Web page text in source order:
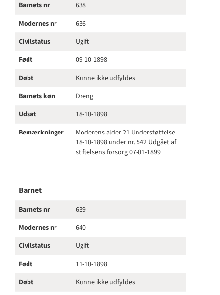
Barnets nr
638
Modernes nr
636
Civilstatus
Ugift
Født
09-10-1898
Døbt
Kunne ikke udfyldes
Barnets køn
Dreng
Udsat
18-10-1898
Bemærkninger
Moderens alder 21 Understøttelse
18-10-1898 under nr. 542 Udgået af
stiftelsens forsorg 07-01-1899
Barnet
Barnets nr
639
Modernes nr
640
Civilstatus
Ugift
Født
11-10-1898
Døbt
Kunne ikke udfyldes